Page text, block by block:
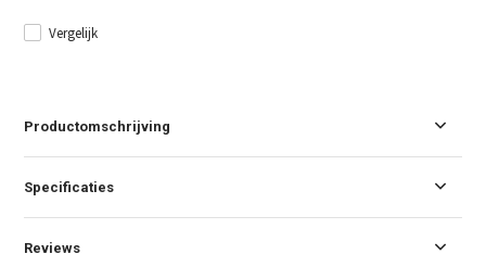
Vergelijk
Productomschrijving
Specificaties
Reviews